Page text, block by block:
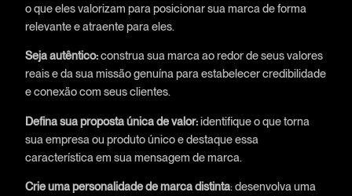
o que eles valorizam para posicionar sua marca de forma
relevante e atraente para eles.
Seja autêntico:construa sua marca ao redor de seus valores
reais e da sua missão genuína para estabelecer credibilidade
e conexão com seus clientes.
Defina sua proposta única de valor:identifique o que torna
sua empresa ou produto único e destaque essa
característica em sua mensagem de marca.
Crie uma personalidade de marca distinta: desenvolva uma